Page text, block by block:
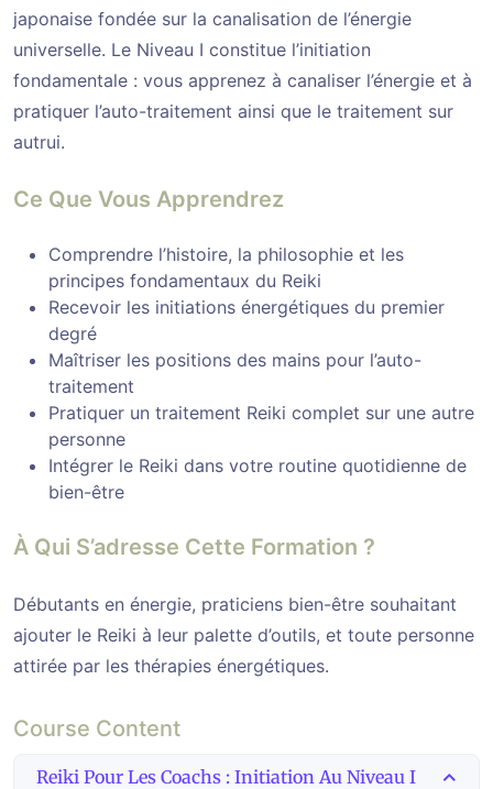
japonaise fondée sur la canalisation de l’énergie
universelle. Le Niveau I constitue l’initiation
fondamentale : vous apprenez à canaliser l’énergie et à
pratiquer l’auto-traitement ainsi que le traitement sur
autrui.
Ce Que Vous Apprendrez
Comprendre l’histoire, la philosophie et les
principes fondamentaux du Reiki
Recevoir les initiations énergétiques du premier
degré
Maîtriser les positions des mains pour l’auto-
traitement
Pratiquer un traitement Reiki complet sur une autre
personne
Intégrer le Reiki dans votre routine quotidienne de
bien-être
À Qui S’adresse Cette Formation ?
Débutants en énergie, praticiens bien-être souhaitant
ajouter le Reiki à leur palette d’outils, et toute personne
attirée par les thérapies énergétiques.
Course Content
Reiki Pour Les Coachs : Initiation Au Niveau I